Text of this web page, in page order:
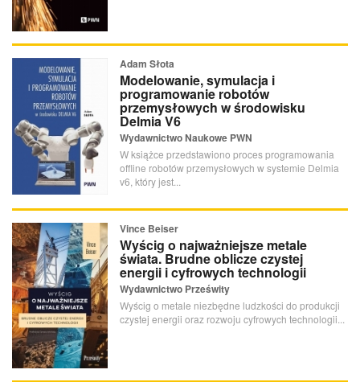
Adam Słota
Modelowanie, symulacja i
programowanie robotów
przemysłowych w środowisku
Delmia V6
Wydawnictwo Naukowe PWN
W książce przedstawiono proces programowania
offline robotów przemysłowych w systemie Delmia
v6, który jest...
Vince Beiser
Wyścig o najważniejsze metale
świata. Brudne oblicze czystej
energii i cyfrowych technologii
Wydawnictwo Prześwity
Wyścig o metale niezbędne ludzkości do produkcji
czystej energii oraz rozwoju cyfrowych technologii...